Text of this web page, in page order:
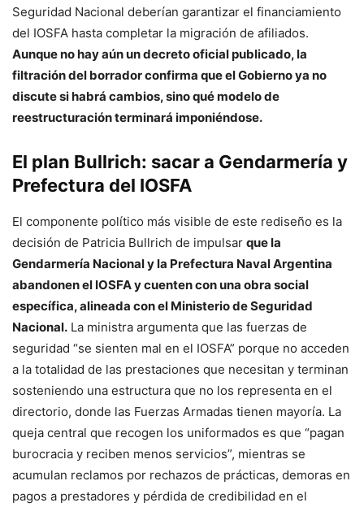
Seguridad Nacional deberían garantizar el financiamiento
del IOSFA hasta completar la migración de afiliados.
Aunque no hay aún un decreto oficial publicado, la
filtración del borrador confirma que el Gobierno ya no
discute si habrá cambios, sino qué modelo de
reestructuración terminará imponiéndose.
El plan Bullrich: sacar a Gendarmería y
Prefectura del IOSFA
El componente político más visible de este rediseño es la
decisión de Patricia Bullrich de impulsar que la
Gendarmería Nacional y la Prefectura Naval Argentina
abandonen el IOSFA y cuenten con una obra social
específica, alineada con el Ministerio de Seguridad
Nacional. La ministra argumenta que las fuerzas de
seguridad “se sienten mal en el IOSFA” porque no acceden
a la totalidad de las prestaciones que necesitan y terminan
sosteniendo una estructura que no los representa en el
directorio, donde las Fuerzas Armadas tienen mayoría. La
queja central que recogen los uniformados es que “pagan
burocracia y reciben menos servicios”, mientras se
acumulan reclamos por rechazos de prácticas, demoras en
pagos a prestadores y pérdida de credibilidad en el